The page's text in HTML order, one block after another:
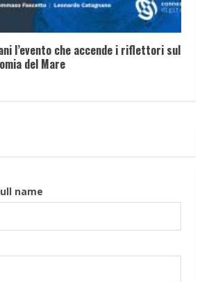
l’evento che accende i riflettori sul
del Mare
name